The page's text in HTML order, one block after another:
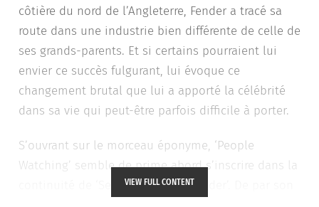
côtière du nord de l’Angleterre, Fender a tracé sa
route dans une industrie bien différente de celle de
ses grands-parents. Et si certains pourraient lui
envier ce succès fulgurant, lui évoque ce
changement brutal que lui a apporté la célébrité
dans sa vie qui peut-être parfois difficile à porter.
S’ouvrant sur le morceau éponyme, ‘People
Watching’ semble de prime abord s’inscrire dans la
continuité de ‘Seventeen Going Under’. De par son
VIEW FULL CONTENT